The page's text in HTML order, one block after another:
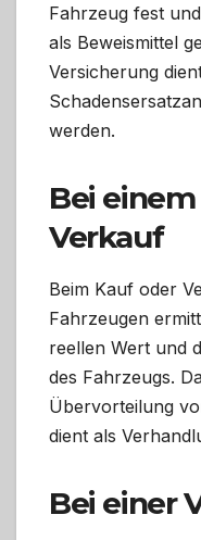
Fahrzeug fest
als Beweismittel
Versicherung
werden.
Bei
Verkauf
Beim Kauf oder
Fahrzeugen
reellen Wert und
des Fahrzeugs.
Übervorteilung
dient als
Bei einer